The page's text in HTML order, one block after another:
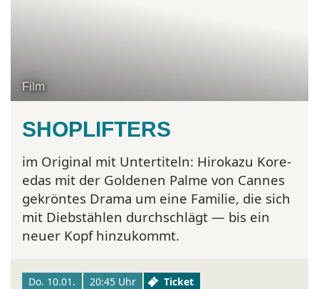
Film
SHOPLIFTERS
im Original mit Untertiteln: Hirokazu Kore-
edas mit der Goldenen Palme von Cannes
gekröntes Drama um eine Familie, die sich
mit Diebstählen durchschlägt — bis ein
neuer Kopf hinzukommt.
Do. 10.01. 20:45 Uhr Ticket